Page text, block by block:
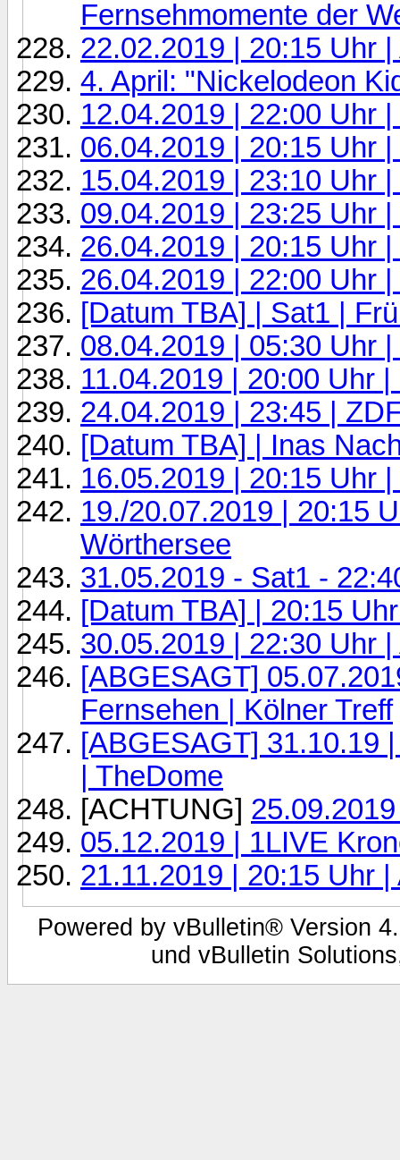
Fernsehmomente der
22.02.2019 | 20:15 Uhr
4. April: "Nickelodeon
12.04.2019 | 22:00 Uhr
06.04.2019 | 20:15 Uhr
15.04.2019 | 23:10 Uhr
09.04.2019 | 23:25 Uhr
26.04.2019 | 20:15 Uhr
26.04.2019 | 22:00 Uhr
[Datum TBA] | Sat1 |
08.04.2019 | 05:30 Uhr
11.04.2019 | 20:00 Uhr
24.04.2019 | 23:45 |
[Datum TBA] | Inas
16.05.2019 | 20:15 Uhr
19./20.07.2019 | 20:15
Wörthersee
31.05.2019 - Sat1 -
[Datum TBA] | 20:15
30.05.2019 | 22:30 Uhr
[ABGESAGT]
Fernsehen | Kölner Treff
[ABGESAGT] 31.10.19
| TheDome
[ACHTUNG]
05.12.2019 | 1LIVE
21.11.2019 | 20:15 Uhr
Powered by vBulletin® Version
und vBulletin